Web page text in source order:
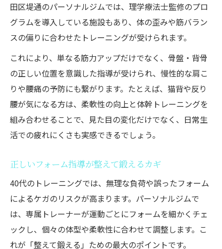
田区堤通のパーソナルジムでは、理学療法士監修のプロ
グラムを導入している施設もあり、体の歪みや筋バラン
スの偏りに合わせたトレーニングが受けられます。
これにより、単なる筋力アップだけでなく、骨盤・背骨
の正しい位置を意識した指導が受けられ、慢性的な肩こ
りや腰痛の予防にも繋がります。たとえば、猫背や反り
腰が気になる方は、柔軟性の向上と体幹トレーニングを
組み合わせることで、見た目の変化だけでなく、日常生
活での疲れにくさも実感できるでしょう。
正しいフォーム指導が整えて鍛えるカギ
40代のトレーニングでは、無理な負荷や誤ったフォーム
によるケガのリスクが高まります。パーソナルジムで
は、専属トレーナーが運動ごとにフォームを細かくチェ
ックし、個々の体型や柔軟性に合わせて調整します。こ
れが「整えて鍛える」ための最大のポイントです。